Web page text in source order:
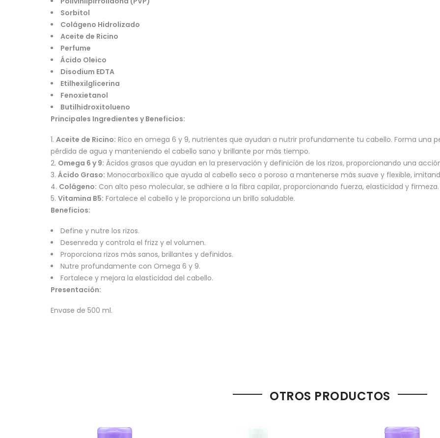
Sorbitol
Colágeno Hidrolizado
Aceite de Ricino
Perfume
Ácido Oleico
Disodium EDTA
Etilhexilglicerina
Fenoxietanol
Butilhidroxitolueno
Principales Ingredientes y Beneficios:
Aceite de Ricino: Rico en omega 6 y 9, nutrientes que ayudan a nutrir profundamente tu cabello. Forma una
pérdida de agua y manteniendo el cabello sano y brillante por más tiempo.
Omega 6 y 9: Ácidos grasos que ayudan en la preservación y definición de los rizos, proporcionando una
Ácido Graso: Monocarboxílico que ayuda al cabello seco o poroso a mantenerse más suave y flexible,
Colágeno: Con alto peso molecular, se adhiere a la fibra capilar, proporcionando fuerza, elasticidad y firmeza.
Vitamina B5: Fortalece el cabello y le proporciona un brillo saludable.
Beneficios:
Define y nutre los rizos.
Desenreda y controla el frizz y el volumen.
Proporciona rizos más sanos, brillantes y definidos.
Nutre profundamente con Omega 6 y 9.
Fortalece y mejora la elasticidad del cabello.
Presentación:
Envase de 500 ml.
OTROS PRODUCTOS